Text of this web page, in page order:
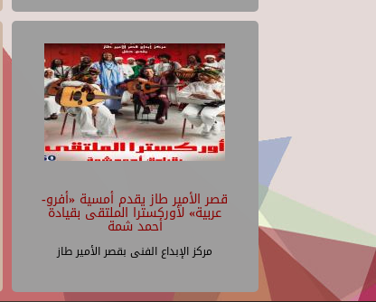
قصر الأمير طاز يقدم أمسية «أفرو-
عربية» لأوركسترا الملتقى بقيادة
أحمد شمة
مركز الإبداع الفنى بقصر الأمير طاز